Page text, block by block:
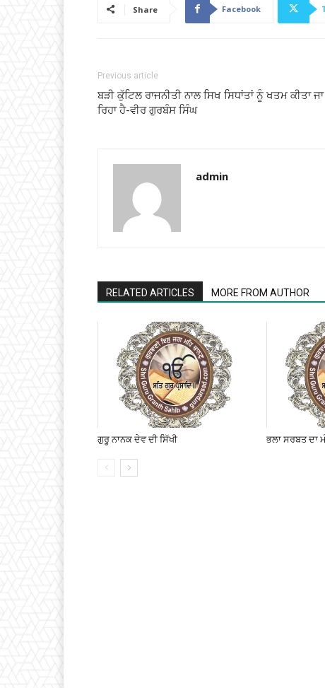
Share Facebook
Previous article
ਬੜੀ ਕੁੱਟਿਲ ਰਾਜਨੀਤੀ ਨਾਲ ਸਿਖ ਸਿਧਾਂਤਾਂ ਨੂੰ ਖਤਮ ਕੀਤਾ ਜਾ
ਰਿਹਾ ਹੈ-ਵੀਰ ਗੁਰਬੰਸ ਸਿੰਘ
admin
RELATED ARTICLES MORE FROM AUTHOR
ਗੁਰੂ ਨਾਨਕ ਦੇਵ ਦੀ ਸਿੱਖੀ ਭਲਾ ਸਰਬਤ ਦਾ